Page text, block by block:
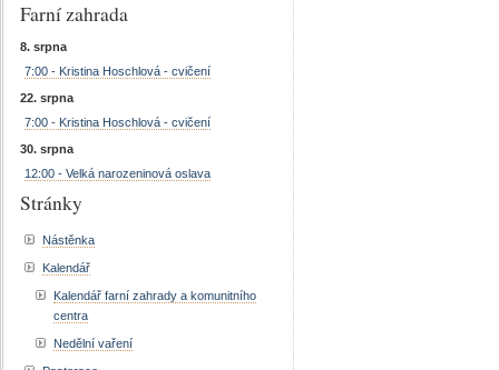
Farní zahrada
8. srpna
7:00 - Kristina Hoschlová - cvičení
22. srpna
7:00 - Kristina Hoschlová - cvičení
30. srpna
12:00 - Velká narozeninová oslava
Stránky
Nástěnka
Kalendář
Kalendář farní zahrady a komunitního
centra
Nedělní vaření